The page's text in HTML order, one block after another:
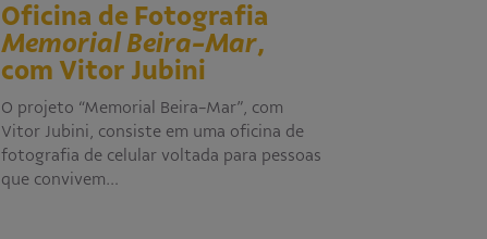
Oficina de Fotografia
Memorial Beira-Mar,
com Vitor Jubini
O projeto “Memorial Beira-Mar”, com
Vitor Jubini, consiste em uma oficina de
fotografia de celular voltada para pessoas
que convivem…